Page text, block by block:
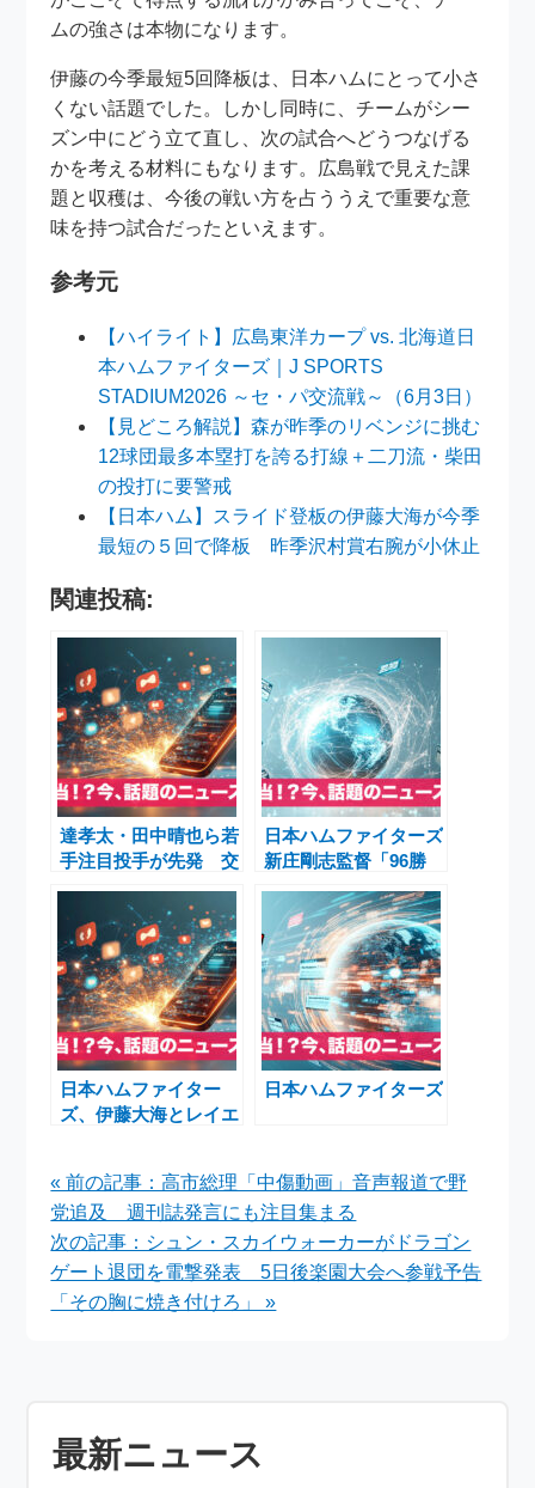
ムの強さは本物になります。
伊藤の今季最短5回降板は、日本ハムにとって小さ
くない話題でした。しかし同時に、チームがシー
ズン中にどう立て直し、次の試合へどうつなげる
かを考える材料にもなります。広島戦で見えた課
題と収穫は、今後の戦い方を占ううえで重要な意
味を持つ試合だったといえます。
参考元
【ハイライト】広島東洋カープ vs. 北海道日
本ハムファイターズ｜J SPORTS
STADIUM2026 ～セ・パ交流戦～（6月3日）
【見どころ解説】森が昨季のリベンジに挑む
12球団最多本塁打を誇る打線＋二刀流・柴田
の投打に要警戒
【日本ハム】スライド登板の伊藤大海が今季
最短の５回で降板 昨季沢村賞右腕が小休止
関連投稿:
達孝太・田中晴也ら若
手注目投手が先発 交
日本ハムファイターズ
新庄剛志監督「96勝
「圧倒的に勝ちます」
開幕スペシャルパーテ
ィー
日本ハムファイター
ズ、伊藤大海とレイエ
ベントも開催
日本ハムファイターズ
« 前の記事：高市総理「中傷動画」音声報道で野
党追及 週刊誌発言にも注目集まる
次の記事：シュン・スカイウォーカーがドラゴン
ゲート退団を電撃発表 5日後楽園大会へ参戦予告
「その胸に焼き付けろ」 »
最新ニュース